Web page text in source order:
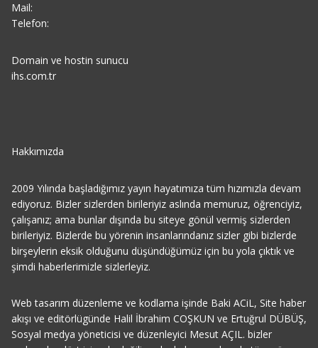
Mail:
Telefon:
Domain ve hostin sunucu
ihs.com.tr
Hakkımızda
2009 Yılında başladığımız yayın hayatımıza tüm hızımızla devam
ediyoruz. Bizler sizlerden birileriyiz aslında memuruz, öğrenciyiz,
çalışanız; ama bunlar dışında bu siteye gönül vermiş sizlerden
birileriyiz. Bizlerde bu yörenin insanlarındanız sizler gibi bizlerde
birşeylerin eksik olduğunu düşündüğümüz için bu yola çıktık ve
şimdi haberlerimizle sizlerleyiz.
Web tasarım düzenleme ve kodlama işinde Baki ACiL, Site haber
akışı ve editörlügünde Halil İbrahim COŞKUN ve Ertuğrul DÜBÜŞ,
Sosyal medya yöneticisi ve düzenleyici Mesut AÇIL. bizler